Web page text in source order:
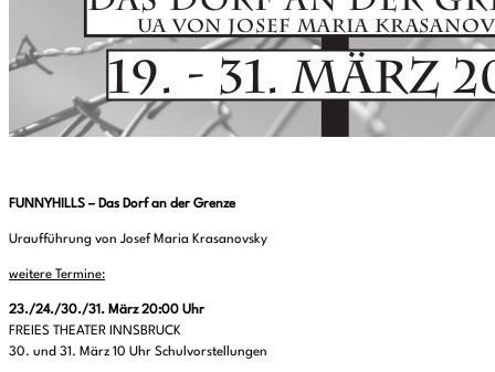
FUNNYHILLS – Das Dorf an der Grenze
Uraufführung von Josef Maria Krasanovsky
weitere Termine:
23./24./30./31. März 20:00 Uhr
FREIES THEATER INNSBRUCK
30. und 31. März 10 Uhr Schulvorstellungen